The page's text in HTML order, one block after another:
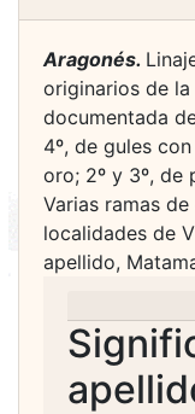
Aragonés.
originarios de
documentada
4º, de gules
oro; 2º y 3º, de
Varias ramas
localidades de
apellido,